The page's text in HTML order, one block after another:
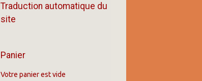
Traduction automatique du
site
Panier
Votre panier est vide